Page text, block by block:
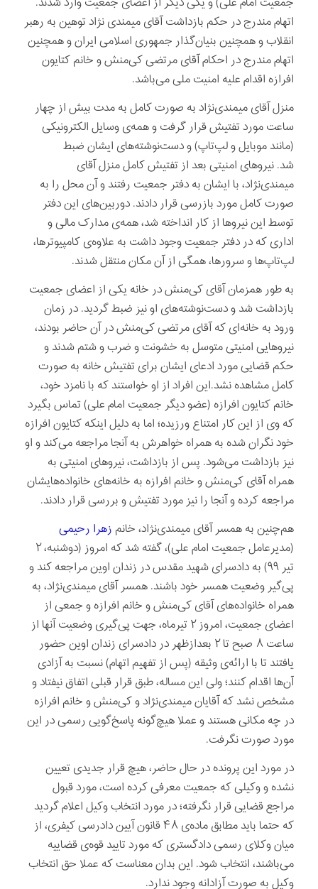
اتهام مندرج در حکم بازداشت آقای میمندی نژاد توهین به رهبر
انقلاب و همچنین بنیان‌گذار جمهوری اسلامی ایران و همچنین
اتهام مندرج در احکام آقای مرتضی کی‌منش و خانم کتایون
افرازه اقدام علیه امنیت ملی می‌باشد.
منزل آقای میمندی‌نژاد به صورت کامل به مدت بیش از چهار
ساعت مورد تفتیش قرار گرفت و همه‌ی وسایل الکترونیکی
(مانند موبایل و لپ‌تاپ) و دست‌نوشته‌های ایشان ضبط
شد. نیروهای امنیتی بعد از تفتیش کامل منزل آقای
میمندی‌نژاد، با ایشان به دفتر جمعیت رفتند و آن محل را به
صورت کامل مورد بازرسی قرار دادند. دوربین‌های این دفتر
توسط این نیروها از کار انداخته شد، همه‌ی مدارک مالی و
اداری که در دفتر جمعیت وجود داشت به علاوه‌ی کامپیوترها،
لپ‌تاپ‌ها و سرورها، همگی از آن مکان منتقل شدند.
به طور همزمان آقای کی‌منش در خانه یکی از اعضای جمعیت
بازداشت شد و دست‌نوشته‌های او نیز ضبط گردید. در زمان
ورود به خانه‌ای که آقای مرتضی کی‌منش در آن حاضر بودند،
نیروهایی امنیتی متوسل به خشونت و ضرب و شتم شدند و
حکم قضایی مورد ادعای ایشان برای تفتیش خانه به صورت
کامل مشاهده نشد.این افراد از او خواستند که با نامزد خود،
خانم کتایون افرازه (عضو دیگر جمعیت امام علی) تماس بگیرد
که وی از این کار امتناع ورزیده؛ اما به دلیل اینکه کتایون افرازه
خود نگران شده به همراه خواهرش به آنجا مراجعه می‌کند و او
نیز بازداشت می‌شود. پس از بازداشت، نیروهای امنیتی به
همراه آقای کی‌منش و خانم افرازه به خانه‌های خانواده‌هایشان
مراجعه کرده و آنجا را نیز مورد تفتیش و بررسی قرار دادند.
هم‌چنین به همسر آقای میمندی‌نژاد، خانم زهرا رحیمی
(مدیرعامل جمعیت امام علی)، گفته شد که امروز (دوشنبه، ۲
تیر ۹۹) به دادسرای شهید مقدس در زندان اوین مراجعه کند و
پی‌گیر وضعیت همسر خود باشند. همسر آقای میمندی‌نژاد، به
همراه خانواده‌های آقای کی‌منش و خانم افرازه و جمعی از
اعضای جمعیت، امروز ۲ تیرماه، جهت پی‌گیری وضعیت آنها از
ساعت ۸ صبح تا ۲ بعدازظهر در دادسرای زندان اوین حضور
یافتند تا با ارائه‌ی وثیقه (پس از تفهیم اتهام) نسبت به آزادی
آن‌ها اقدام کنند؛ ولی این مساله، طبق قرار قبلی اتفاق نیفتاد و
مشخص نشد که آقایان میمندی‌نژاد و کی‌منش و خانم افرازه
در چه مکانی هستند و عملا هیچ‌گونه پاسخ‌گویی رسمی در این
مورد صورت نگرفت.
در مورد این پرونده در حال حاضر، هیچ قرار جدیدی تعیین
نشده و وکیلی که جمعیت معرفی کرده است، مورد قبول
مراجع قضایی قرار نگرفته؛ در مورد انتخاب وکیل اعلام گردید
که حتما باید مطابق ماده‌ی ۴۸ قانون آیین دادرسی کیفری، از
میان وکلای رسمی دادگستری که مورد تایید قوه‌ی قضاییه
می‌باشند، انتخاب شود. این بدان معناست که عملا حق انتخاب
وکیل به صورت آزادانه وجود ندارد.